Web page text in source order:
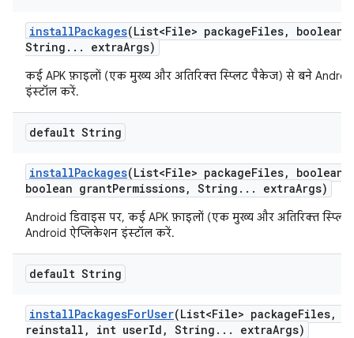
installPackages(List<File> packageFiles,
String . . . extraArgs)
कई APK फ़ाइलों (एक मुख्य और अतिरिक्त स्प्लिट पैकेज) से बने
इंस्टॉल करें.
default String
installPackages(List<File> packageFiles,
boolean grantPermissions, String . . . extraArgs)
Android डिवाइस पर, कई APK फ़ाइलों (एक मुख्य और अतिरिक्त
Android ऐप्लिकेशन इंस्टॉल करें.
default String
installPackagesForUser(List<File> packageFiles,
reinstall , int userId , String . . . extraArgs)